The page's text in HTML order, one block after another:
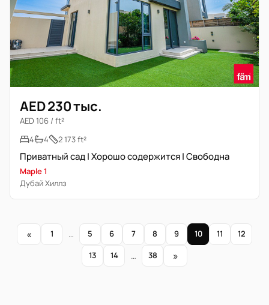
AED 230 тыс.
AED 106 / ft²
4
4 2 173 ft²
Приватный сад | Хорошо содержится | Свободна
Maple 1
Дубай Хиллз
« 1 … 5 6 7 8 9 10 11
12
13
14 … 38 »